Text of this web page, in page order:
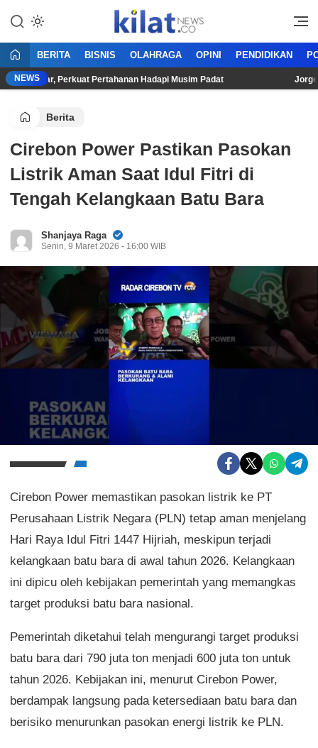
KilatNews.co
Mencerdaskan Anak Bangsa
BERITA BISNIS OLAHRAGA OPINI PENDIDIKAN
NEWSPerkuat Pertahanan Hadapi Musim Padat Jorge
Berita
Cirebon Power Pastikan Pasokan
Listrik Aman Saat Idul Fitri di
Tengah Kelangkaan Batu Bara
Shanjaya Raga
Senin, 9 Maret 2026 - 16:00 WIB
Cirebon Power memastikan pasokan listrik ke PT
Perusahaan Listrik Negara (PLN) tetap aman menjelang
Hari Raya Idul Fitri 1447 Hijriah, meskipun terjadi
kelangkaan batu bara di awal tahun 2026. Kelangkaan
ini dipicu oleh kebijakan pemerintah yang memangkas
target produksi batu bara nasional.
Pemerintah diketahui telah mengurangi target produksi
batu bara dari 790 juta ton menjadi 600 juta ton untuk
tahun 2026. Kebijakan ini, menurut Cirebon Power,
berdampak langsung pada ketersediaan batu bara dan
berisiko menurunkan pasokan energi listrik ke PLN.